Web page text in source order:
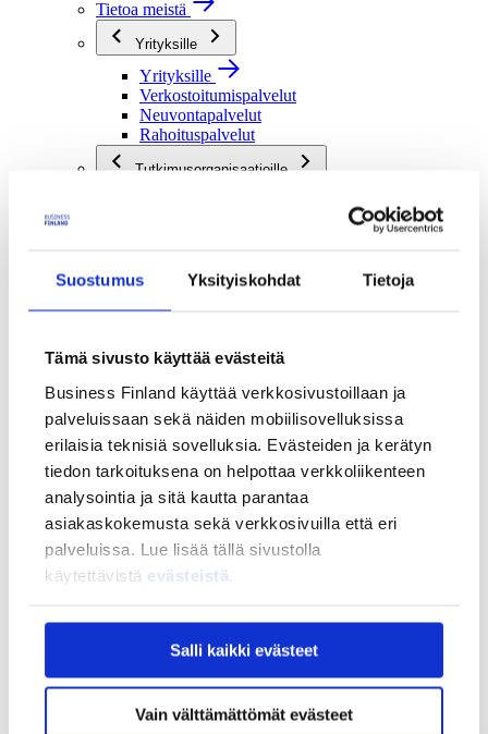
Suostumus Yksityiskohdat Tietoja
Tämä sivusto käyttää evästeitä
Business Finland käyttää verkkosivustoillaan ja
palveluissaan sekä näiden mobiilisovelluksissa
erilaisia teknisiä sovelluksia. Evästeiden ja kerätyn
tiedon tarkoituksena on helpottaa verkkoliikenteen
analysointia ja sitä kautta parantaa
asiakaskokemusta sekä verkkosivuilla että eri
palveluissa. Lue lisää tällä sivustolla
käytettävistä evästeistä
Salli kaikki evästeet
Vain välttämättömät evästeet
Tietoa meistä
Yrityksille
Yrityksille
Verkostoitumispalvelut
Neuvontapalvelut
Rahoituspalvelut
Tutkimusorganisaatioille
Julkisille toimijoille
Julkisille toimijoille
Me olemme Business Finland
Töihin meille
Toimintaverkostomme
Strategia ja vaikuttavuus
Business Finlandin strategia 2030
Tulokset ja vaikutukset
Ajankohtaista
Tapahtumat
Yhteys ja tuki